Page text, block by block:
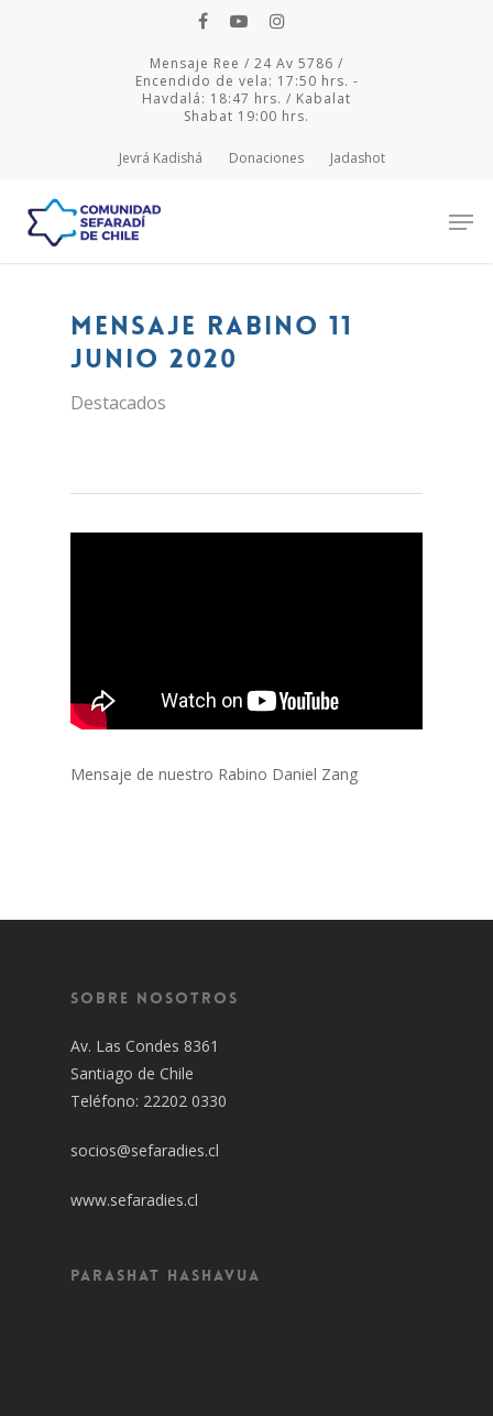
Mensaje Ree / 24 Av 5786 /
Encendido de vela: 17:50 hrs. -
Havdalá: 18:47 hrs. / Kabalat
Shabat 19:00 hrs.
Jevrá Kadishá Donaciones Jadashot
Hit enter to search or ESC to close
Mensaje Rabino 11
junio 2020
Destacados
Mensaje de nuestro Rabino Daniel Zang
Sobre Nosotros
Av. Las Condes 8361
Santiago de Chile
Teléfono: 22202 0330
socios@sefaradies.cl
www.sefaradies.cl
Parashat Hashavua